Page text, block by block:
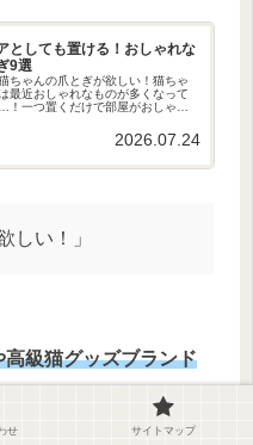
としても置ける！おしゃれな
9選
ちゃんの爪とぎが欲しい！猫ちゃ
最近おしゃれなものが多くなって
！一つ置くだけで部屋がおしゃれ
活躍しそうなおしゃれな爪とぎを
でご紹介します。猫...2026.07.24
しい！」
級猫グッズブランド
ください！
せ サイトマップ